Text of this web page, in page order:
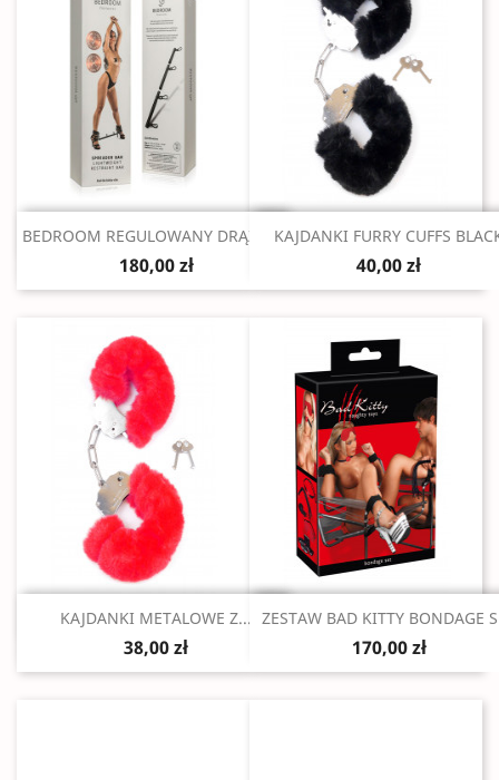
 Szybki podgląd
BEDROOM REGULOWANY DRĄŻEK...
180,00 zł
Szybki podgląd
KAJDANKI FURRY CUFFS
40,00 zł
Szybki podgląd
KAJDANKI METALOWE Z...
38,00 zł
Szybki podgląd
ZESTAW BAD KITTY BONDAGE
170,00 zł